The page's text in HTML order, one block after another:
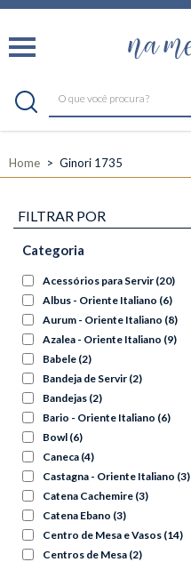
Home Ginori 1735
FILTRAR POR
Categoria
Acessórios para Servir (20)
Albus - Oriente Italiano (6)
Aurum - Oriente Italiano (8)
Azalea - Oriente Italiano (9)
Babele (2)
Bandeja de Servir (2)
Bandejas (2)
Bario - Oriente Italiano (6)
Bowl (6)
Caneca (4)
Castagna - Oriente Italiano (3)
Catena Cachemire (3)
Catena Ebano (3)
Centro de Mesa e Vasos (14)
Centros de Mesa (2)